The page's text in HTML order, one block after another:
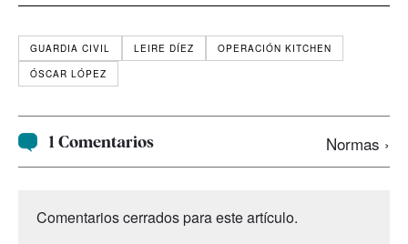
GUARDIA CIVIL LEIRE DÍEZ
OPERACIÓN KITCHEN
ÓSCAR LÓPEZ
1 Comentarios Normas ›
Comentarios cerrados para este artículo.